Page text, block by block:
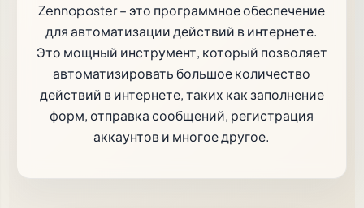
Zennoposter – это программное обеспечение
для автоматизации действий в интернете.
Это мощный инструмент, который позволяет
автоматизировать большое количество
действий в интернете, таких как заполнение
форм, отправка сообщений, регистрация
аккаунтов и многое другое.